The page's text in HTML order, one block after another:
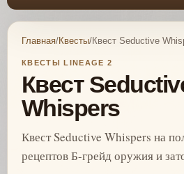
Главная/Квесты/Квест Seductive
КВЕСТЫ LINEAGE 2
Квест
Whispers
Квест Seductive Whispers на
рецептов Б-грейд оружия и